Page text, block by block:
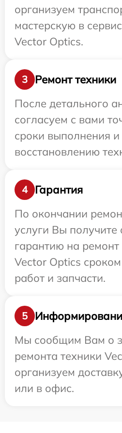
организуем
мастерскую в
Vector Optics.
3
Ремонт техники
После детального
согласуем с вами
сроки выполнения
восстановлению
4
Гарантия
По окончании
услуги Вы
гарантию на ремонт
Vector Optics
работ и запчасти.
5
Мы сообщим Вам о
ремонта техники
организуем
или в офис.